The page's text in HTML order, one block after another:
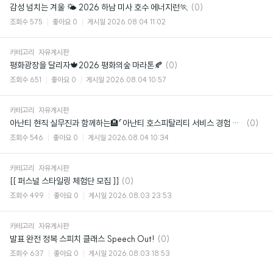
감성 넘치는 겨울 🌤️ 2026 하남 미사 호수 에너지런🏃 댓
(0)
조회수 575 좋아요 0 게시일 2026.08.04 11:02
카테고리 자유게시판
평화광장을 달리자🍁2026 평화의숲 마라톤🍂 댓
글
(0)
조회수 651 좋아요 0 게시일 2026.08.04 10:57
카테고리 자유게시판
아난티 현직 실무진과 함께하는🏨「아난티 호스피탈리티 서비스 경험 디자인 아카데미」
댓
(0)
조회수 546 좋아요 0 게시일 2026.08.04 10:34
카테고리 자유게시판
[[ 퍼스널 스타일링 체험단 모집 ]] 댓
글
(0)
조회수 499 좋아요 0 게시일 2026.08.03 23:53
카테고리 자유게시판
발표 완전 정복 스피치 클래스 Speech Out! 댓
글
(0)
조회수 637 좋아요 0 게시일 2026.08.03 18:53